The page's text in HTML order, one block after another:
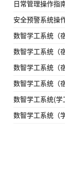
日常管理操作指
安全预警系统操